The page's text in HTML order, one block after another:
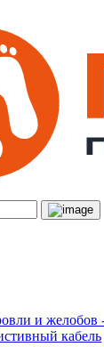
и желобов
кабель